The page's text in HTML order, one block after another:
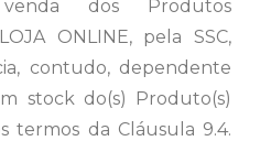
dos Produtos
ONLINE, pela SSC,
contudo, dependente
stock do(s) Produto(s)
termos da Cláusula 9.4.